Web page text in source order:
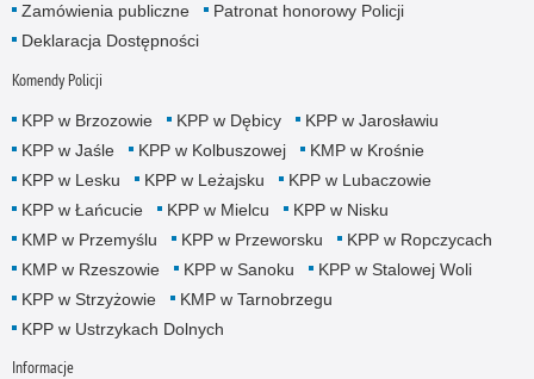
Zamówienia publiczne
Patronat honorowy Policji
Deklaracja Dostępności
Komendy Policji
KPP w Brzozowie KPP w Dębicy
KPP w Jarosławiu
KPP w Jaśle
KPP w Kolbuszowej
KMP w Krośnie
KPP w Lesku
KPP w Leżajsku
KPP w Lubaczowie
KPP w Łańcucie
KPP w Mielcu
KPP w Nisku
KMP w Przemyślu
KPP w Przeworsku
KPP w Ropczycach
KMP w Rzeszowie
KPP w Sanoku
KPP w Stalowej Woli
KPP w Strzyżowie
KMP w Tarnobrzegu
KPP w Ustrzykach Dolnych
Informacje